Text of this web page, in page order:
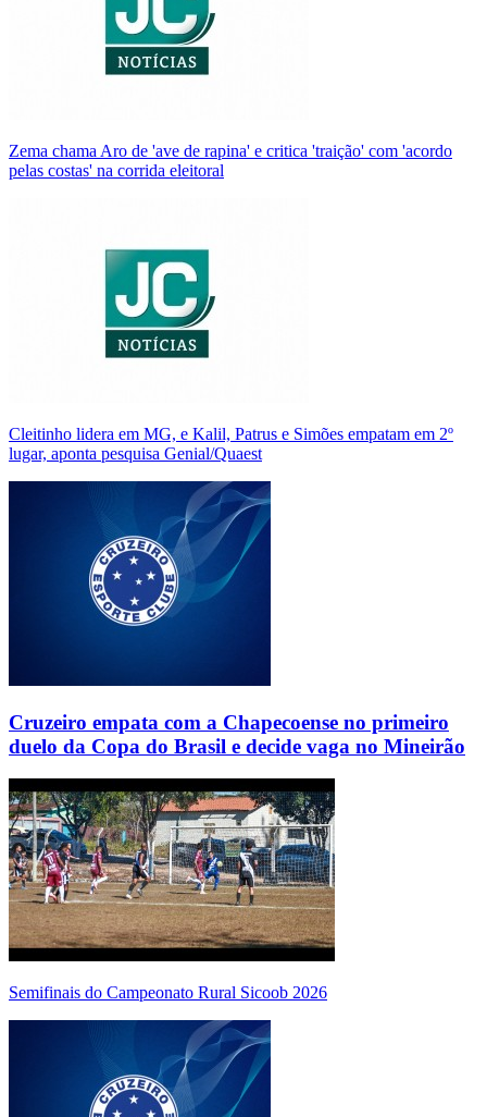
Zema chama Aro de 'ave de rapina' e critica 'traição' com 'acordo
pelas costas' na corrida eleitoral
Cleitinho lidera em MG, e Kalil, Patrus e Simões empatam em 2º
lugar, aponta pesquisa Genial/Quaest
Cruzeiro empata com a Chapecoense no primeiro
duelo da Copa do Brasil e decide vaga no Mineirão
Semifinais do Campeonato Rural Sicoob 2026